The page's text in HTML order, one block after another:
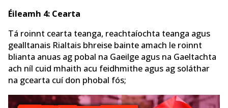
Éileamh 4: Cearta
Tá roinnt cearta teanga, reachtaíochta teanga agus
gealltanais Rialtais bhreise bainte amach le roinnt
blianta anuas ag pobal na Gaeilge agus na Gaeltachta
ach níl cuid mhaith acu feidhmithe agus ag soláthar
na gcearta cuí don phobal fós;